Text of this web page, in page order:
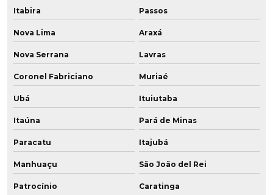
Itabira Passos
Nova Lima Araxá
Nova Serrana Lavras
Coronel Fabriciano Muriaé
Ubá Ituiutaba
Itaúna Pará de Minas
Paracatu Itajubá
Manhuaçu São João del Rei
Patrocínio Caratinga